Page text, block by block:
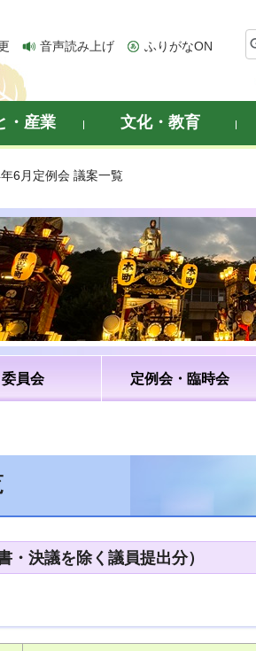
音声読み上げ ふりがなON
・産業 文化・教育
6月定例会 議案一覧
委員会 定例会・臨時会
決議を除く議員提出分）